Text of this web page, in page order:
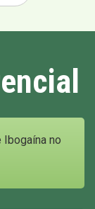
Ibogaína no